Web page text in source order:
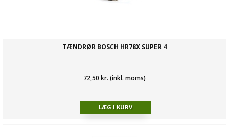
TÆNDRØR BOSCH HR78X SUPER 4
72,50 kr. (inkl. moms)